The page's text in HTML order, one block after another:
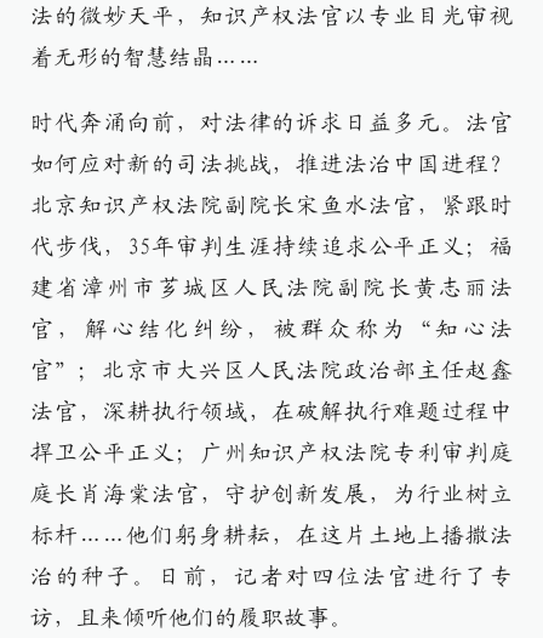
法的微妙天平，知识产权法官以专业目光审视
着无形的智慧结晶……
时代奔涌向前，对法律的诉求日益多元。法官
如何应对新的司法挑战，推进法治中国进程？
北京知识产权法院副院长宋鱼水法官，紧跟时
代步伐，35年审判生涯持续追求公平正义；福
建省漳州市芗城区人民法院副院长黄志丽法
官，解心结化纠纷，被群众称为“知心法
官”；北京市大兴区人民法院政治部主任赵鑫
法官，深耕执行领域，在破解执行难题过程中
捍卫公平正义；广州知识产权法院专利审判庭
庭长肖海棠法官，守护创新发展，为行业树立
标杆……他们躬身耕耘，在这片土地上播撒法
治的种子。日前，记者对四位法官进行了专
访，且来倾听他们的履职故事。